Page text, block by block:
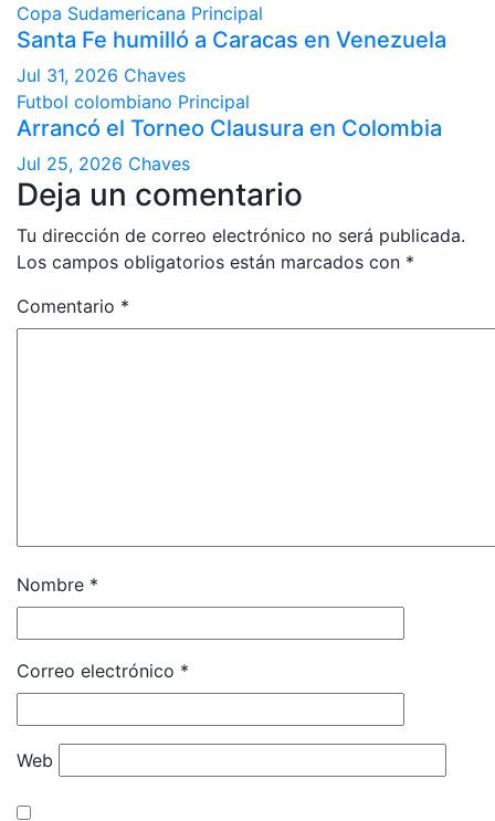
Copa Sudamericana Principal
Santa Fe humilló a Caracas en Venezuela
Jul 31, 2026 Chaves
Futbol colombiano Principal
Arrancó el Torneo Clausura en Colombia
Jul 25, 2026 Chaves
Deja un comentario
Tu dirección de correo electrónico no será publicada.
Los campos obligatorios están marcados con *
Comentario *
Nombre *
Correo electrónico *
Web